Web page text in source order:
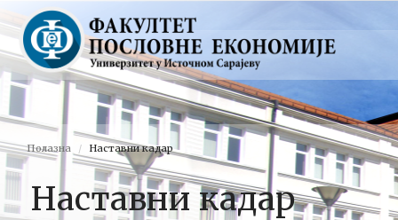
Полазна Наставни кадар
Наставни кадар